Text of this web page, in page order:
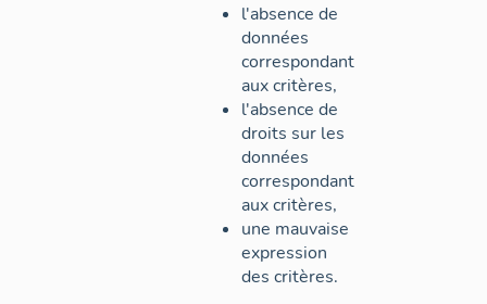
l'absence de
données
correspondant
aux critères,
l'absence de
droits sur les
données
correspondant
aux critères,
une mauvaise
expression
des critères.